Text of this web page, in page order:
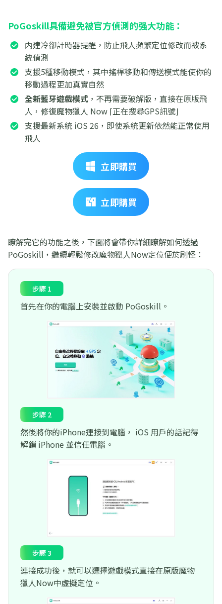
PoGoskill具備避免被官方偵測的强大功能：
内建冷卻計時器提醒，防止飛人頻繁定位修改而被系
統偵測
支援5種移動模式，其中搖桿移動和傳送模式能使你的
移動過程更加真實自然
全新藍牙遊戲模式 ，不再需要破解版，直接在原版飛
人，修復魔物獵人 Now ⌈正在搜尋GPS訊號⌋
支援最新系統 iOS 26，即使系統更新依然能正常使用
飛人
立即購買
立即購買
瞭解完它的功能之後，下面將會帶你詳細瞭解如何透過
PoGoskill，繼續輕鬆修改魔物獵人Now定位便於刷怪：
步驟 1
首先在你的電腦上安裝並啟動 PoGoskill。
步驟 2
然後將你的iPhone連接到電腦， iOS 用戶的話記得
解鎖 iPhone 並信任電腦。
步驟 3
連接成功後，就可以選擇遊戲模式直接在原版魔物
獵人Now中虛擬定位。